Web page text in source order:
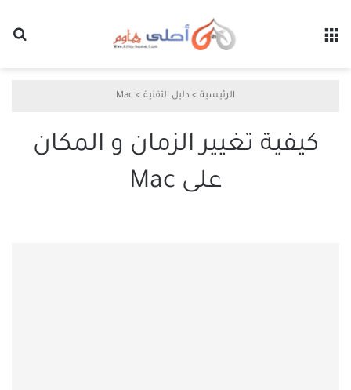
الرئيسية > دليل التقنية >
Mac
كيفية تغيير الزمان و المكان
على Mac